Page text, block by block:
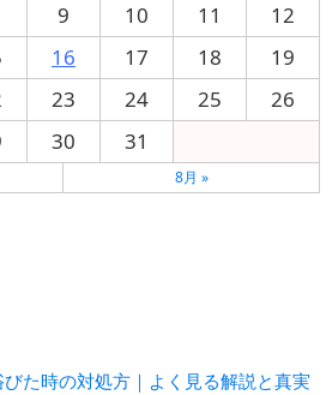
9 10 11
12
16 17 18
19
23 24 25
26
30 31
8月 »
た時の対処方｜よく見る解説と真実